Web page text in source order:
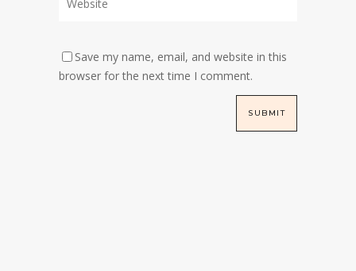
Save my name, email, and website in this
browser for the next time I comment.